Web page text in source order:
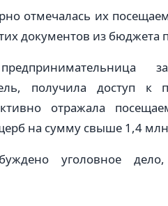
отмечалась их
документов из бюджета
получила доступ
отражала
на сумму свыше 1,4 млн
уголовное дело,